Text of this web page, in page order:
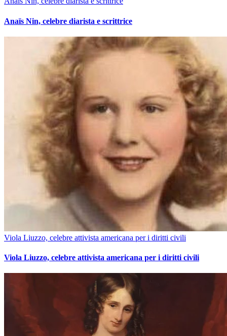
Anaïs Nin, celebre diarista e scrittrice
Viola Liuzzo, celebre attivista americana per i diritti civili
Viola Liuzzo, celebre attivista americana per i diritti civili